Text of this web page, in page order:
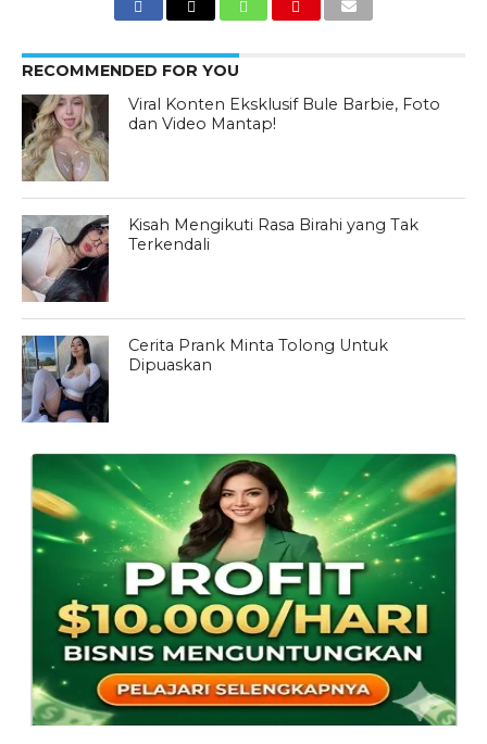
RECOMMENDED FOR YOU
Viral Konten Eksklusif Bule Barbie, Foto
dan Video Mantap!
Kisah Mengikuti Rasa Birahi yang Tak
Terkendali
Cerita Prank Minta Tolong Untuk
Dipuaskan